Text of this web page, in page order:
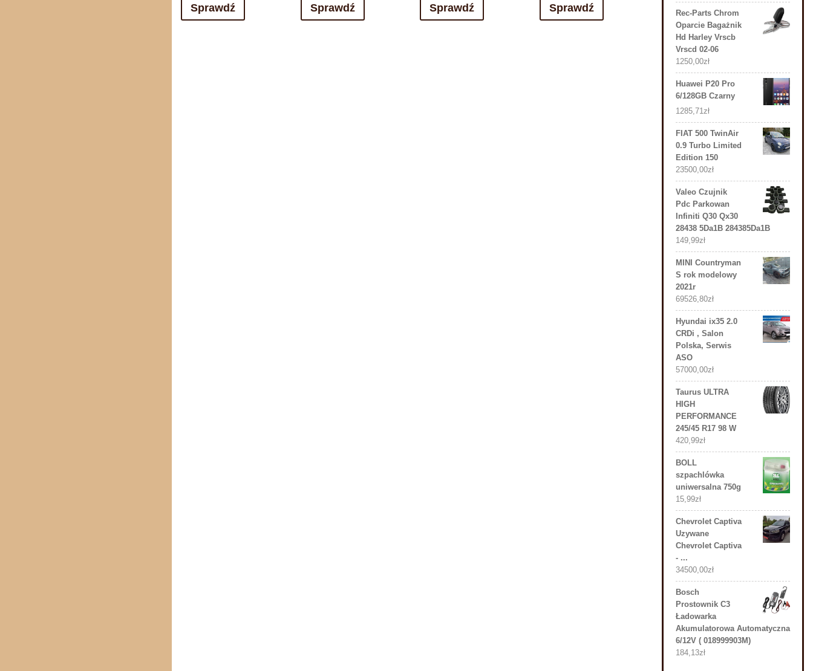
Sprawdź Sprawdź Sprawdź Sprawdź
Rec-Parts Chrom
Oparcie Bagażnik
Hd Harley Vrscb
Vrscd 02-06
1250,00zł
Huawei P20 Pro
6/128GB Czarny
1285,71zł
FIAT 500 TwinAir
0.9 Turbo Limited
Edition 150
23500,00zł
Valeo Czujnik
Pdc Parkowan
Infiniti Q30 Qx30
28438 5Da1B 284385Da1B
149,99zł
MINI Countryman
S rok modelowy
2021r
69526,80zł
Hyundai ix35 2.0
CRDi , Salon
Polska, Serwis
ASO
57000,00zł
Taurus ULTRA
HIGH
PERFORMANCE
245/45 R17 98 W
420,99zł
BOLL
szpachlówka
uniwersalna 750g
15,99zł
Chevrolet Captiva
Uzywane
Chevrolet Captiva
- ...
34500,00zł
Bosch
Prostownik C3
Ładowarka
Akumulatorowa Automatyczna
6/12V ( 018999903M)
184,13zł